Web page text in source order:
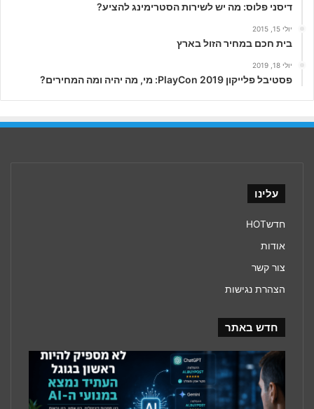
דיסני פלוס: מה יש לשירות הסטרימינג להציע?
יולי 15, 2015
בית חכם במחיר הזול בארץ
יולי 18, 2019
פסטיבל פלייקון PlayCon 2019: מי, מה יהיה ומה המחירים?
עלינו
חדשHOT
אודות
צור קשר
הצהרת נגישות
חדש באתר
עידן
מנועי
ה־AI
משנה